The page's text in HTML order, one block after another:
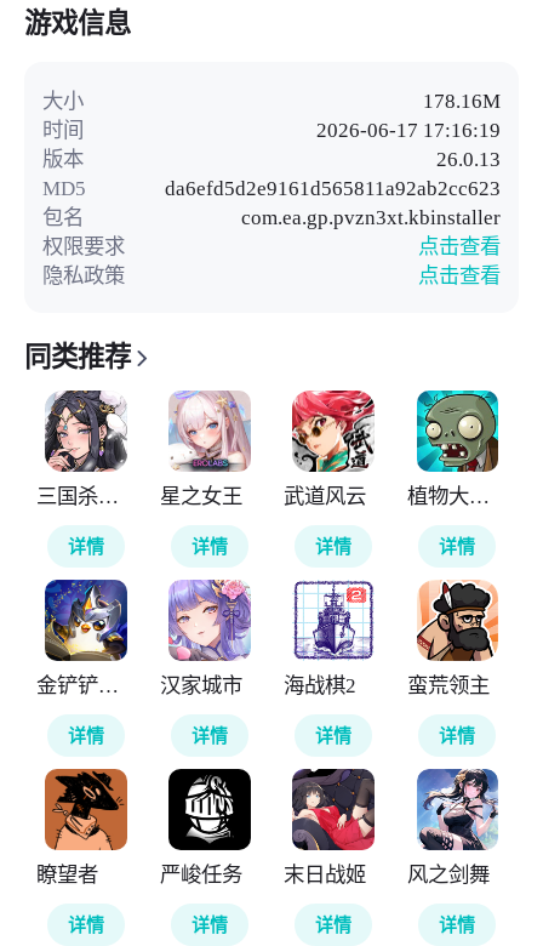
游戏信息
大小
178.16M
时间
2026-06-17 17:16:19
版本
26.0.13
MD5
da6efd5d2e9161d565811a92ab2cc623
包名
com.ea.gp.pvzn3xt.kbinstaller
权限要求
点击查看
隐私政策
点击查看
同类推荐
三国杀武将觉醒
详情
星之女王
详情
武道风云
详情
植物大战僵尸无尽版
详情
金铲铲之战国际服
详情
汉家城市
详情
海战棋2
详情
蛮荒领主
详情
瞭望者
详情
严峻任务
详情
末日战姬
详情
风之剑舞
详情